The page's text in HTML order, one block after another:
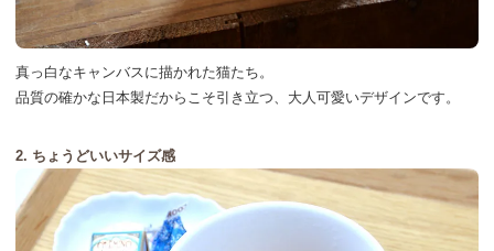
真っ白なキャンバスに描かれた猫たち。
品質の確かな日本製だからこそ引き立つ、 大人可愛いデザインです。
2. ちょうどいいサイズ感